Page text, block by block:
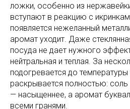
ложки, особенно из
вступают в реакцию с
появляется нежеланный
аромат уходит. Даже
посуда не дает нужного
нейтральная и теплая. За
подогревается до температуры
раскрывается полностью: соль
— насыщеннее, а аромат
всеми гранями.